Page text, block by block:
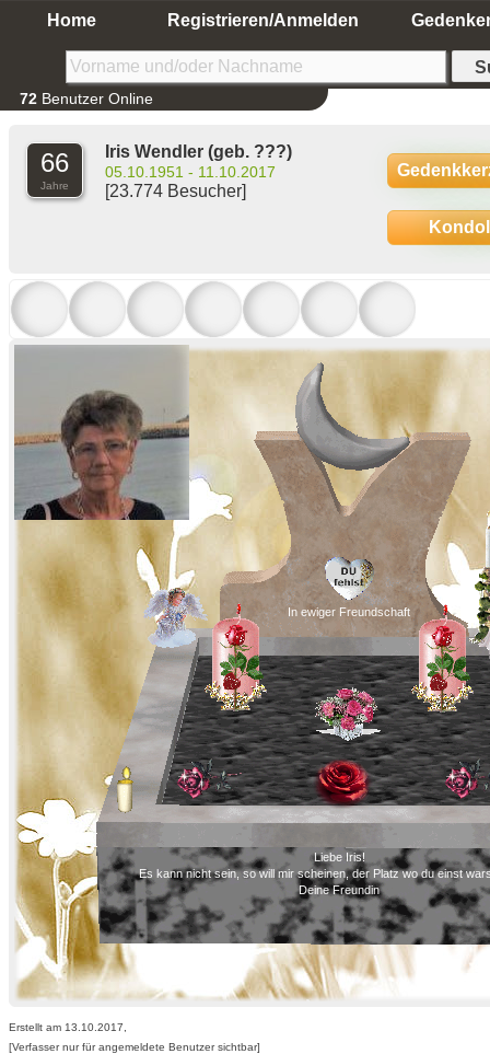
Home Registrieren/Anmelden
72 Benutzer Online
66
Jahre
Iris Wendler (geb. ???)
05.10.1951 - 11.10.2017
[23.774 Besucher]
In ewiger Freundschaft
Liebe Iris!
Es kann nicht sein, so will mir scheinen, der Platz wo du einst
Deine Freundin
Erstellt am 13.10.2017,
[Verfasser nur für angemeldete Benutzer sichtbar]